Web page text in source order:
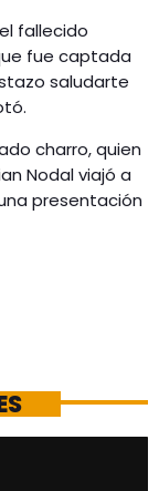
fallecido
fue captada
saludarte
charro, quien
Nodal viajó a
presentación